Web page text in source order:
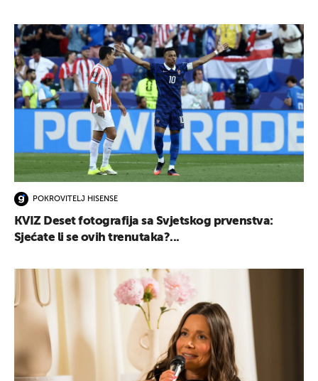
POKROVITELJ HISENSE
KVIZ Deset fotografija sa Svjetskog prvenstva:
Sjećate li se ovih trenutaka?...